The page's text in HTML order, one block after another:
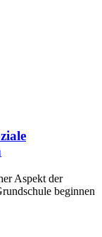
Aspekt der
beginnen